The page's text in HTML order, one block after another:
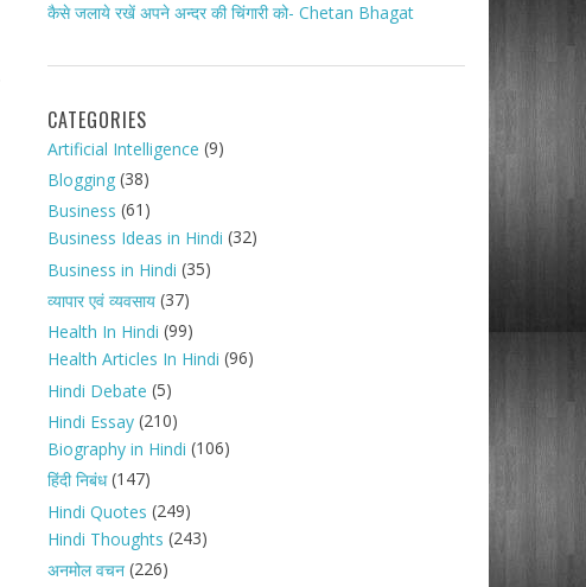
कैसे जलाये रखें अपने अन्दर की चिंगारी को- Chetan Bhagat
CATEGORIES
Artificial Intelligence (9)
Blogging(38)
Business (61)
Business Ideas in Hindi (32)
Business in Hindi (35)
व्यापार एवं व्यवसाय(37)
Health In Hindi (99)
Health Articles In Hindi (96)
Hindi Debate (5)
Hindi Essay(210)
Biography in Hindi (106)
हिंदी निबंध(147)
Hindi Quotes (249)
Hindi Thoughts (243)
अनमोल वचन(226)